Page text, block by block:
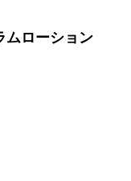
ローション